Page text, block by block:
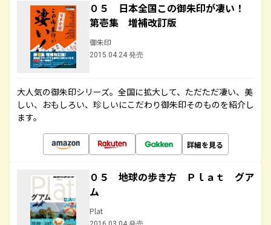
０５ 日本全国この御朱印が凄い！
第壱集 増補改訂版
御朱印
2015.04.24 発売
大人気の御朱印シリーズ。全国に拡大して、ただただ凄い、美
しい、おもしろい、珍しいにこだわり御朱印そのものを紹介し
ます。
詳細を見る
０５ 地球の歩き方 Ｐｌａｔ グア
ム
Plat